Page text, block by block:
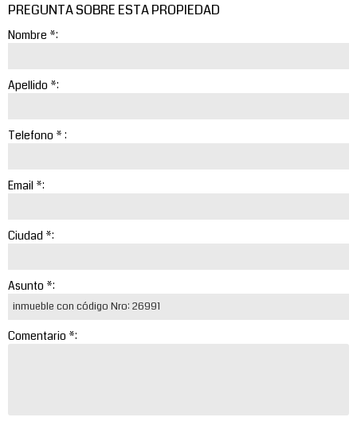
PREGUNTA SOBRE ESTA PROPIEDAD
Nombre *:
Apellido *:
Telefono * :
Email *:
Ciudad *:
Asunto *:
Comentario *: